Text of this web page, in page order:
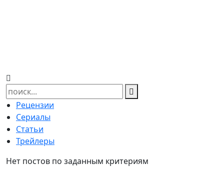
Найти:
Рецензии
Сериалы
Статьи
Трейлеры
Нет постов по заданным критериям